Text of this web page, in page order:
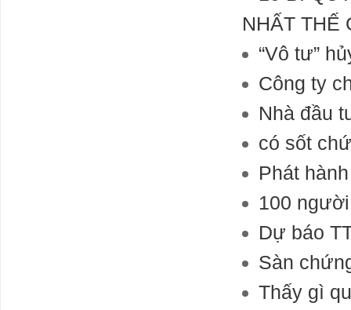
NHẤT THẾ
“Vô tư”
Công ty
Nhà đầu
có sốt
Phát
100
Dự báo
Sàn
Thấy gì